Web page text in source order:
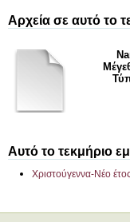
Αρχεία σε αυτό το
Αυτό το τεκμήριο
Χριστούγεννα-Νέο